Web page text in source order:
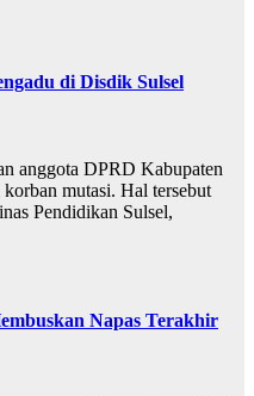
di Disdik Sulsel
anggota DPRD Kabupaten
mutasi. Hal tersebut
Pendidikan Sulsel,
Napas Terakhir